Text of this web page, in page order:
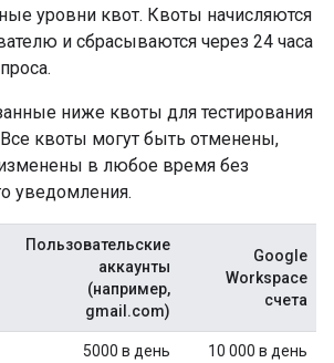
уровни квот. Квоты начисляются
и сбрасываются через 24 часа
ниже квоты для тестирования
квоты могут быть отменены,
в любое время без
уведомления.
Пользовательские
аккаунты
(например,
gmail.com)
Google
Workspace
счета
5000 в день 10 000 в день